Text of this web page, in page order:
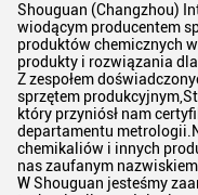
Shouguan (Changzhou)
wiodącym producentem
produktów chemicznych
produkty i rozwiązania
Z zespołem
sprzętem
który przyniósł nam
departamentu
chemikaliów i innych
nas zaufanym
W Shouguan jesteśmy